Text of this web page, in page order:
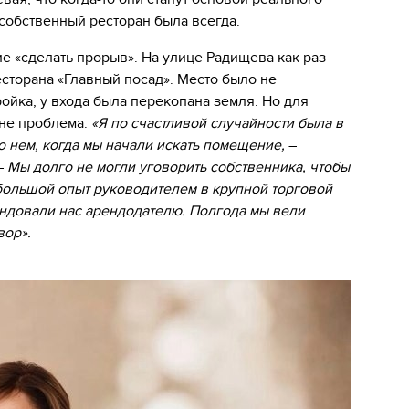
ресторан была всегда.
прорыв». На улице Радищева как раз
«Главный посад». Место было не
у входа была перекопана земля. Но для
проблема. «Я по счастливой случайности была в
нем, когда мы начали искать помещение, –
Мы долго не могли уговорить собственника, чтобы
опыт руководителем в крупной торговой
нас арендодателю. Полгода мы вели